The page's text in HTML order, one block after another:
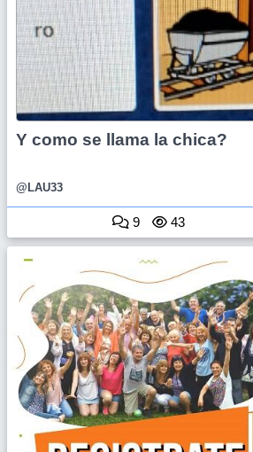
Y como se llama la chica?
@LAU33
9 43